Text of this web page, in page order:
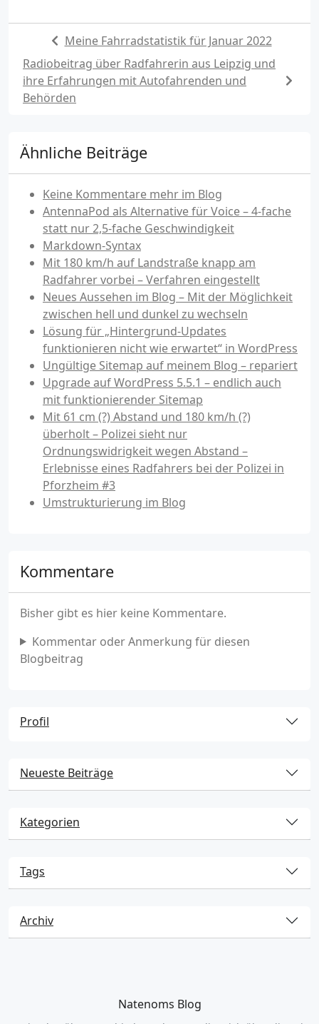
Meine Fahrradstatistik für Januar 2022
Radiobeitrag über Radfahrerin aus Leipzig und
ihre Erfahrungen mit Autofahrenden und
Behörden
Ähnliche Beiträge
Keine Kommentare mehr im Blog
AntennaPod als Alternative für Voice – 4-fache
statt nur 2,5-fache Geschwindigkeit
Markdown-Syntax
Mit 180 km/h auf Landstraße knapp am
Radfahrer vorbei – Verfahren eingestellt
Neues Aussehen im Blog – Mit der Möglichkeit
zwischen hell und dunkel zu wechseln
Lösung für „Hintergrund-Updates
funktionieren nicht wie erwartet“ in WordPress
Ungültige Sitemap auf meinem Blog – repariert
Upgrade auf WordPress 5.5.1 – endlich auch
mit funktionierender Sitemap
Mit 61 cm (?) Abstand und 180 km/h (?)
überholt – Polizei sieht nur
Ordnungswidrigkeit wegen Abstand –
Erlebnisse eines Radfahrers bei der Polizei in
Pforzheim #3
Umstrukturierung im Blog
Kommentare
Bisher gibt es hier keine Kommentare.
Kommentar oder Anmerkung für diesen
Blogbeitrag
Profil
Neueste Beiträge
Kategorien
Tags
Archiv
Natenoms Blog